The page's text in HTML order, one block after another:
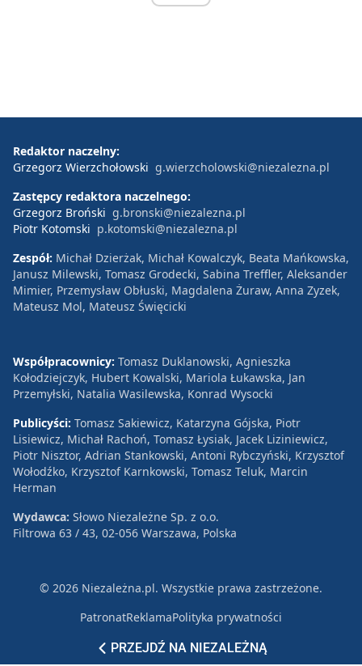
PRZEJDŹ NA NIEZALEŻNĄ
Redaktor naczelny:
Grzegorz Wierzchołowski g.wierzcholowski@niezalezna.pl
Zastępcy redaktora naczelnego:
Grzegorz Broński g.bronski@niezalezna.pl
Piotr Kotomski p.kotomski@niezalezna.pl
Zespół: Michał Dzierżak, Michał Kowalczyk, Beata Mańkowska,
Janusz Milewski, Tomasz Grodecki, Sabina Treffler, Aleksander
Mimier, Przemysław Obłuski, Magdalena Żuraw, Anna Zyzek,
Mateusz Mol, Mateusz Święcicki
Współpracownicy: Tomasz Duklanowski, Agnieszka
Kołodziejczyk, Hubert Kowalski, Mariola Łukawska, Jan
Przemyłski, Natalia Wasilewska, Konrad Wysocki
Publicyści: Tomasz Sakiewicz, Katarzyna Gójska, Piotr
Lisiewicz, Michał Rachoń, Tomasz Łysiak, Jacek Liziniewicz,
Piotr Nisztor, Adrian Stankowski, Antoni Rybczyński, Krzysztof
Wołodźko, Krzysztof Karnkowski, Tomasz Teluk, Marcin
Herman
Wydawca: Słowo Niezależne Sp. z o.o.
Filtrowa 63 / 43, 02-056 Warszawa, Polska
© 2026 Niezależna.pl. Wszystkie prawa zastrzeżone.
PatronatReklamaPolityka prywatności